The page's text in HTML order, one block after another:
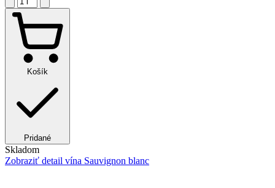
Košík
Pridané
Skladom
Zobraziť detail vína Sauvignon blanc